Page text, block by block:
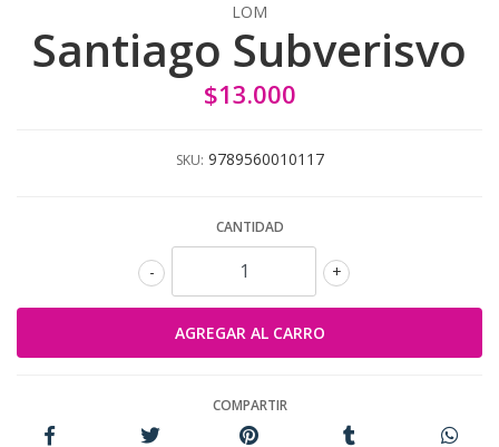
LOM
Santiago Subverisvo
$13.000
SKU: 9789560010117
CANTIDAD
+
-
COMPARTIR